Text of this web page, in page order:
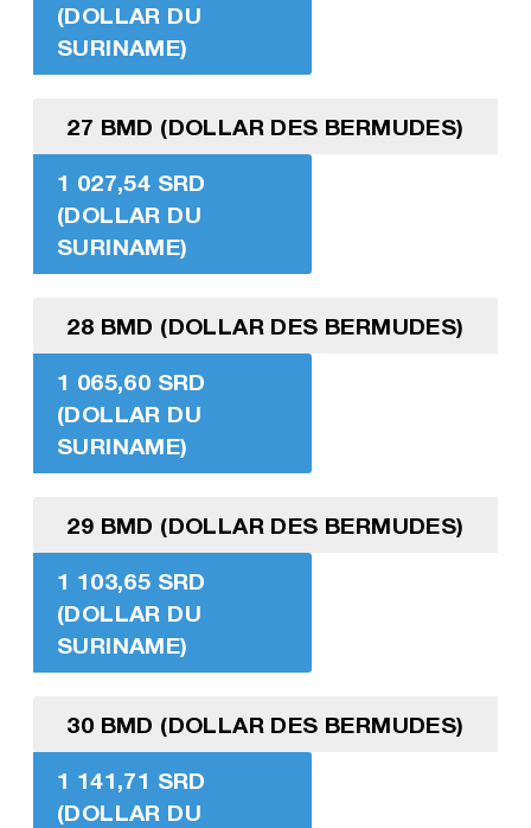
(DOLLAR DU
SURINAME)
27 BMD (DOLLAR DES BERMUDES)
1 027,54 SRD
(DOLLAR DU
SURINAME)
28 BMD (DOLLAR DES BERMUDES)
1 065,60 SRD
(DOLLAR DU
SURINAME)
29 BMD (DOLLAR DES BERMUDES)
1 103,65 SRD
(DOLLAR DU
SURINAME)
30 BMD (DOLLAR DES BERMUDES)
1 141,71 SRD
(DOLLAR DU